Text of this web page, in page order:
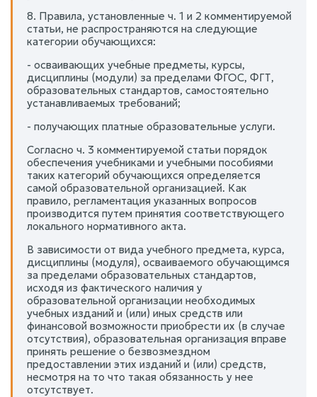
8. Правила, установленные ч. 1 и 2 комментируемой
статьи, не распространяются на следующие
категории обучающихся:
- осваивающих учебные предметы, курсы,
дисциплины (модули) за пределами ФГОС, ФГТ,
образовательных стандартов, самостоятельно
устанавливаемых требований;
- получающих платные образовательные услуги.
Согласно ч. 3 комментируемой статьи порядок
обеспечения учебниками и учебными пособиями
таких категорий обучающихся определяется
самой образовательной организацией. Как
правило, регламентация указанных вопросов
производится путем принятия соответствующего
локального нормативного акта.
В зависимости от вида учебного предмета, курса,
дисциплины (модуля), осваиваемого обучающимся
за пределами образовательных стандартов,
исходя из фактического наличия у
образовательной организации необходимых
учебных изданий и (или) иных средств или
финансовой возможности приобрести их (в случае
отсутствия), образовательная организация вправе
принять решение о безвозмездном
предоставлении этих изданий и (или) средств,
несмотря на то что такая обязанность у нее
отсутствует.